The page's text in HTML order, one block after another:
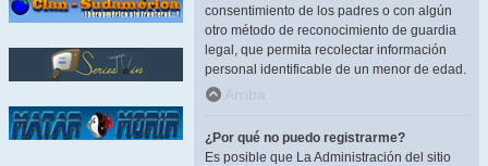
consentimiento de los padres o con algún
otro método de reconocimiento de guardia
legal, que permita recolectar información
personal identificable de un menor de edad.
Arriba
¿Por qué no puedo registrarme?
Es posible que La Administración del sitio